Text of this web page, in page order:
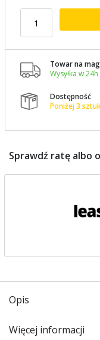

Towar na
Wysyłka w 24h

Dostępność
Poniżej 3
Sprawdź ratę albo
Opis
Więcej informacji